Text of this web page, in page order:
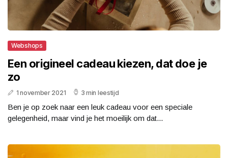
Webshops
Een origineel cadeau kiezen, dat doe je
zo
1 november 2021 3 min leestijd
Ben je op zoek naar een leuk cadeau voor een speciale
gelegenheid, maar vind je het moeilijk om dat...